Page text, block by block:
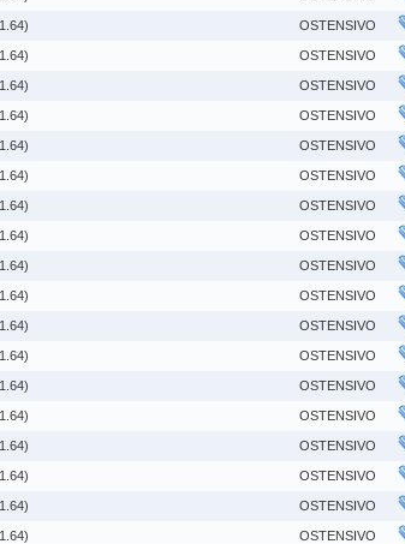
OSTENSIVO
OSTENSIVO
OSTENSIVO
OSTENSIVO
OSTENSIVO
OSTENSIVO
OSTENSIVO
OSTENSIVO
OSTENSIVO
OSTENSIVO
OSTENSIVO
OSTENSIVO
OSTENSIVO
OSTENSIVO
OSTENSIVO
OSTENSIVO
OSTENSIVO
OSTENSIVO